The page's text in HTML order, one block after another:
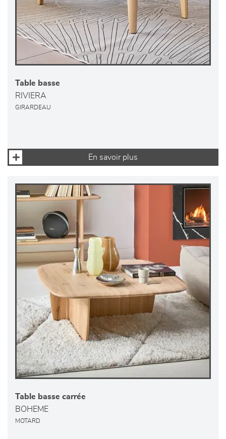
Table basse
RIVIERA
GIRARDEAU
En savoir plus
Table basse carrée
BOHEME
MOTARD